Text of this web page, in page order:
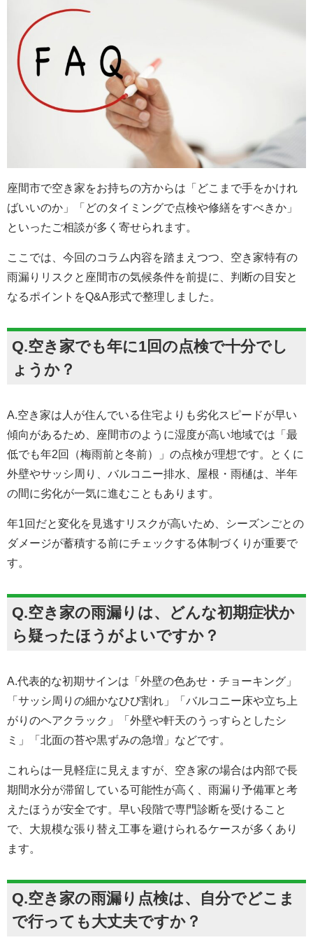
座間市で空き家をお持ちの方からは「どこまで手をかけれ
ばいいのか」「どのタイミングで点検や修繕をすべきか」
といったご相談が多く寄せられます。
ここでは、今回のコラム内容を踏まえつつ、空き家特有の
雨漏りリスクと座間市の気候条件を前提に、判断の目安と
なるポイントをQ&A形式で整理しました。
Q.空き家でも年に1回の点検で十分でし
ょうか？
A.空き家は人が住んでいる住宅よりも劣化スピードが早い
傾向があるため、座間市のように湿度が高い地域では「最
低でも年2回（梅雨前と冬前）」の点検が理想です。とくに
外壁やサッシ周り、バルコニー排水、屋根・雨樋は、半年
の間に劣化が一気に進むこともあります。
年1回だと変化を見逃すリスクが高いため、シーズンごとの
ダメージが蓄積する前にチェックする体制づくりが重要で
す。
Q.空き家の雨漏りは、どんな初期症状か
ら疑ったほうがよいですか？
A.代表的な初期サインは「外壁の色あせ・チョーキング」
「サッシ周りの細かなひび割れ」「バルコニー床や立ち上
がりのヘアクラック」「外壁や軒天のうっすらとしたシ
ミ」「北面の苔や黒ずみの急増」などです。
これらは一見軽症に見えますが、空き家の場合は内部で長
期間水分が滞留している可能性が高く、雨漏り予備軍と考
えたほうが安全です。早い段階で専門診断を受けること
で、大規模な張り替え工事を避けられるケースが多くあり
ます。
Q.空き家の雨漏り点検は、自分でどこま
で行っても大丈夫ですか？